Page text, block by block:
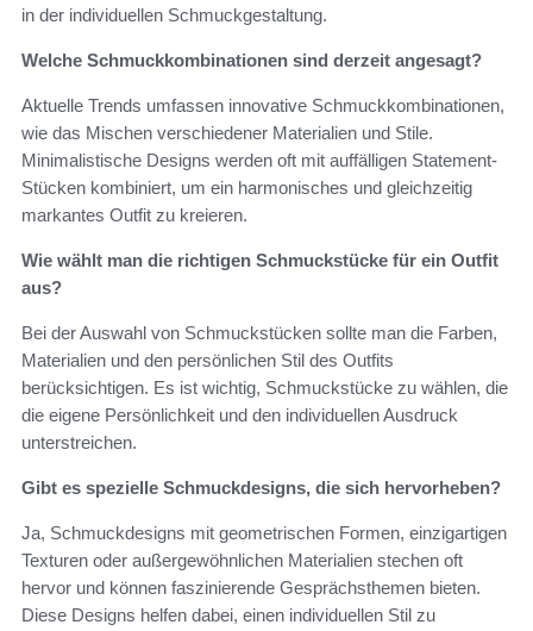
in der individuellen Schmuckgestaltung.
Welche Schmuckkombinationen sind derzeit angesagt?
Aktuelle Trends umfassen innovative Schmuckkombinationen,
wie das Mischen verschiedener Materialien und Stile.
Minimalistische Designs werden oft mit auffälligen Statement-
Stücken kombiniert, um ein harmonisches und gleichzeitig
markantes Outfit zu kreieren.
Wie wählt man die richtigen Schmuckstücke für ein Outfit
aus?
Bei der Auswahl von Schmuckstücken sollte man die Farben,
Materialien und den persönlichen Stil des Outfits
berücksichtigen. Es ist wichtig, Schmuckstücke zu wählen, die
die eigene Persönlichkeit und den individuellen Ausdruck
unterstreichen.
Gibt es spezielle Schmuckdesigns, die sich hervorheben?
Ja, Schmuckdesigns mit geometrischen Formen, einzigartigen
Texturen oder außergewöhnlichen Materialien stechen oft
hervor und können faszinierende Gesprächsthemen bieten.
Diese Designs helfen dabei, einen individuellen Stil zu